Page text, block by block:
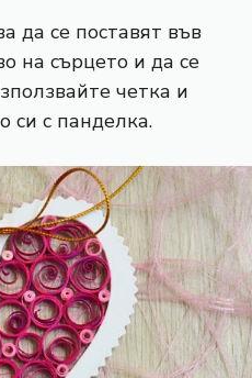
да се поставят във
на сърцето и да се
четка и
си с панделка.